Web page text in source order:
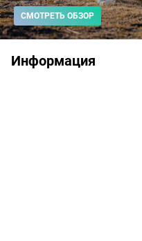
СМОТРЕТЬ ОБЗОР
Информация